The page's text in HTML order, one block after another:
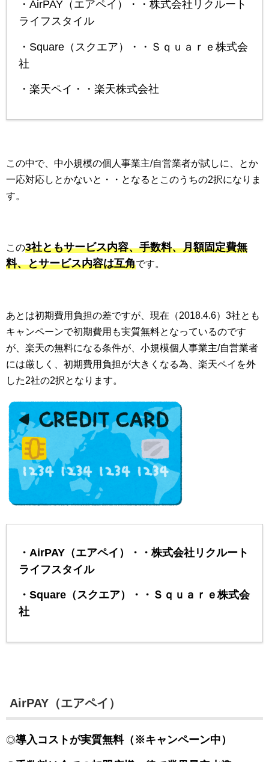
・AirPAY（エアペイ）・・株式会社リクルート
ライフスタイル
・Square（スクエア）・・Ｓｑｕａｒｅ株式会
社
・楽天ペイ・・楽天株式会社
この中で、中小規模の個人事業主/自営業者が試しに、とか
一応対応しとかないと・・となるとこのうちの2択になりま
す。
この3社ともサービス内容、手数料、月額固定費無
料、とサービス内容は互角です。
あとは初期費用負担の差ですが、現在（2018.4.6）3社とも
キャンペーンで初期費用も実質無料となっているのです
が、楽天の無料になる条件が、小規模個人事業主/自営業者
には厳しく、初期費用負担が大きくなる為、楽天ペイを外
した2社の2択となります。
・AirPAY（エアペイ）・・株式会社リクルート
ライフスタイル
・Square（スクエア）・・Ｓｑｕａｒｅ株式会
社
AirPAY（エアペイ）
◎導入コストが実質無料（※キャンペーン中）